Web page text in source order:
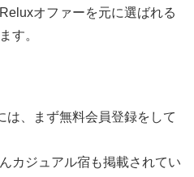
オファーを元に選ばれる
す。
は、まず無料会員登録をして
カジュアル宿も掲載されてい